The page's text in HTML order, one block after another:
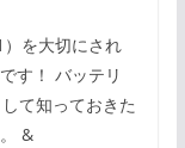
を大切にされ
す！ バッテリ
て知っておきた
&